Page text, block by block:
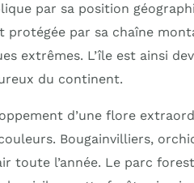
par sa position
par sa chaîne
extrêmes. L’île est ainsi
du continent.
d’une flore
Bougainvilliers,
toute l’année. Le parc